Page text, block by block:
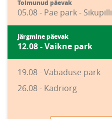
Toimunud päevak
05.08 - Pae park - Sikupilli
Järgmine päevak
12.08 - Vaikne park
19.08 - Vabaduse park
26.08 - Kadriorg